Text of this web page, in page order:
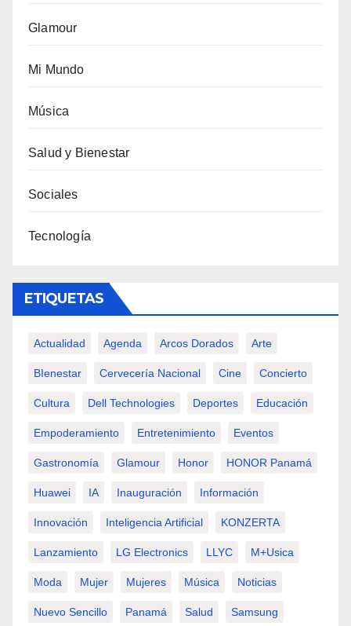
Glamour
Mi Mundo
Música
Salud y Bienestar
Sociales
Tecnología
ETIQUETAS
Actualidad Agenda Arcos Dorados Arte
BIenestar Cervecería Nacional Cine Concierto
Cultura Dell Technologies Deportes Educación
Empoderamiento Entretenimiento Eventos
Gastronomía Glamour Honor HONOR Panamá
Huawei IA Inauguración Información
Innovación Inteligencia Artificial KONZERTA
Lanzamiento LG Electronics LLYC M+usica
Moda Mujer Mujeres Música Noticias
Nuevo Sencillo Panamá Salud Samsung